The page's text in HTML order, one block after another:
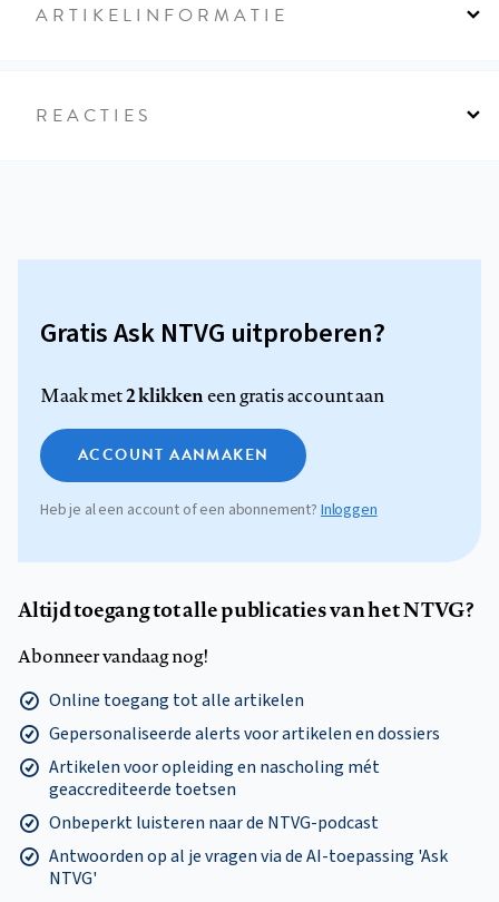
ARTIKELINFORMATIE
REACTIES
Gratis Ask NTVG uitproberen?
Maak met2 klikkeneen gratis account aan
ACCOUNT AANMAKEN
Heb je al een account of een abonnement?Inloggen
Altijd toegang tot alle publicaties van het NTVG?
Abonneer vandaag nog!
Online toegang tot alle artikelen
Gepersonaliseerde alerts voor artikelen en dossiers
Artikelen voor opleiding en nascholing mét
geaccrediteerde toetsen
Onbeperkt luisteren naar de NTVG-podcast
Antwoorden op al je vragen via de AI-toepassing 'Ask
NTVG'